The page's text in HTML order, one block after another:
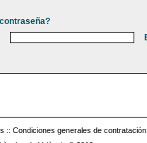
:: Condiciones generales de contratación